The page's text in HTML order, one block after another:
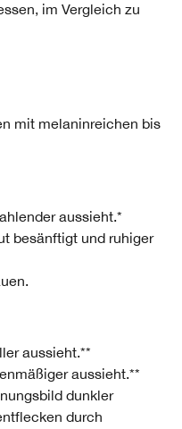
im Vergleich zu
mit melaninreichen bis
aussieht.*
besänftigt und ruhiger
aussieht.**
aussieht.**
dunkler
durch